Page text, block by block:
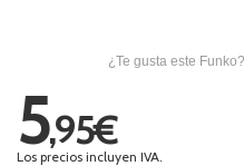
¿Te gusta este Funko?
5,95€
Los precios incluyen IVA.